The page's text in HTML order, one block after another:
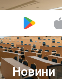
Новини